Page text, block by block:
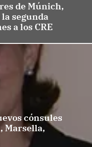
de Múnich,
segunda
a los CRE
cónsules
Marsella,